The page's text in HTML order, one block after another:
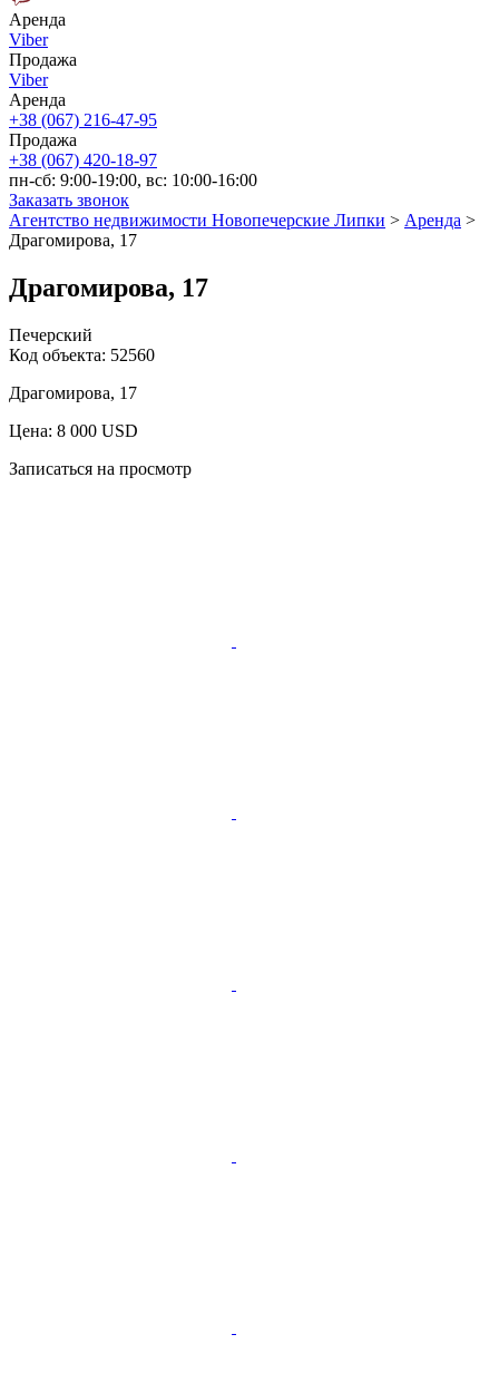
Аренда
Viber
Продажа
Viber
Аренда
+38 (067) 216-47-95
Продажа
+38 (067) 420-18-97
пн-сб: 9:00-19:00, вс: 10:00-16:00
Заказать звонок
Агентство недвижимости Новопечерские Липки > Аренда >
Драгомирова, 17
Драгомирова, 17
Печерский
Код объекта: 52560
Драгомирова, 17
Цена: 8 000 USD
Записаться на просмотр